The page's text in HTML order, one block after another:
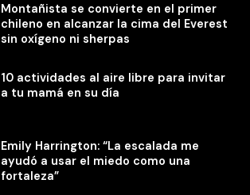
Montañista se convierte en el primer
chileno en alcanzar la cima del Everest
sin oxígeno ni sherpas
10 actividades al aire libre para invitar
a tu mamá en su día
Emily Harrington: “La escalada me
ayudó a usar el miedo como una
fortaleza”